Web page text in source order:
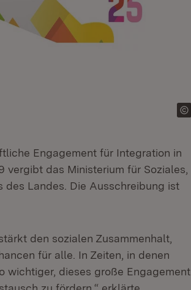
Engagement für Integration in
vergibt das Ministerium für Soziales,
Landes. Die Ausschreibung ist
den sozialen Zusammenhalt,
für alle. In Zeiten, in denen
wichtiger, dieses große Engagement